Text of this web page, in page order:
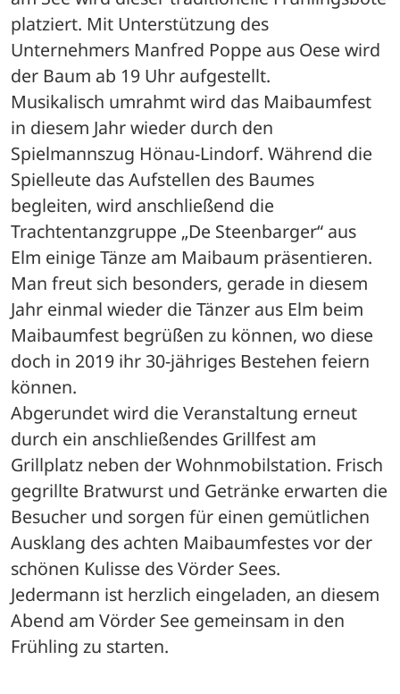
platziert. Mit Unterstützung des
Unternehmers Manfred Poppe aus Oese wird
der Baum ab 19 Uhr aufgestellt.
Musikalisch umrahmt wird das Maibaumfest
in diesem Jahr wieder durch den
Spielmannszug Hönau-Lindorf. Während die
Spielleute das Aufstellen des Baumes
begleiten, wird anschließend die
Trachtentanzgruppe „De Steenbarger“ aus
Elm einige Tänze am Maibaum präsentieren.
Man freut sich besonders, gerade in diesem
Jahr einmal wieder die Tänzer aus Elm beim
Maibaumfest begrüßen zu können, wo diese
doch in 2019 ihr 30-jähriges Bestehen feiern
können.
Abgerundet wird die Veranstaltung erneut
durch ein anschließendes Grillfest am
Grillplatz neben der Wohnmobilstation. Frisch
gegrillte Bratwurst und Getränke erwarten die
Besucher und sorgen für einen gemütlichen
Ausklang des achten Maibaumfestes vor der
schönen Kulisse des Vörder Sees.
Jedermann ist herzlich eingeladen, an diesem
Abend am Vörder See gemeinsam in den
Frühling zu starten.